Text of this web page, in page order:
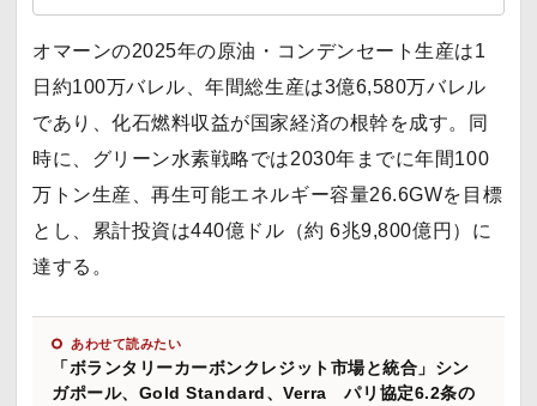
オマーンの2025年の原油・コンデンセート生産は1
日約100万バレル、年間総生産は3億6,580万バレル
であり、化石燃料収益が国家経済の根幹を成す。同
時に、グリーン水素戦略では2030年までに年間100
万トン生産、再生可能エネルギー容量26.6GWを目標
とし、累計投資は440億ドル（約 6兆9,800億円）に
達する。
あわせて読みたい
「ボランタリーカーボンクレジット市場と統合」シン
ガポール、Gold Standard、Verra パリ協定6.2条の